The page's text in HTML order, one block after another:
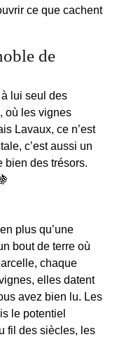
ce que cachent
de
lui seul des
où les vignes
Lavaux, ce n’est
c’est aussi un
bien des trésors.
plus qu’une
bout de terre où
chaque
elles datent
avez bien lu. Les
le potentiel
fil des siècles, les